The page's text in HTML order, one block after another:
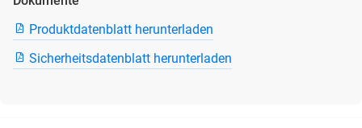
Produktdatenblatt herunterladen
Sicherheitsdatenblatt herunterladen